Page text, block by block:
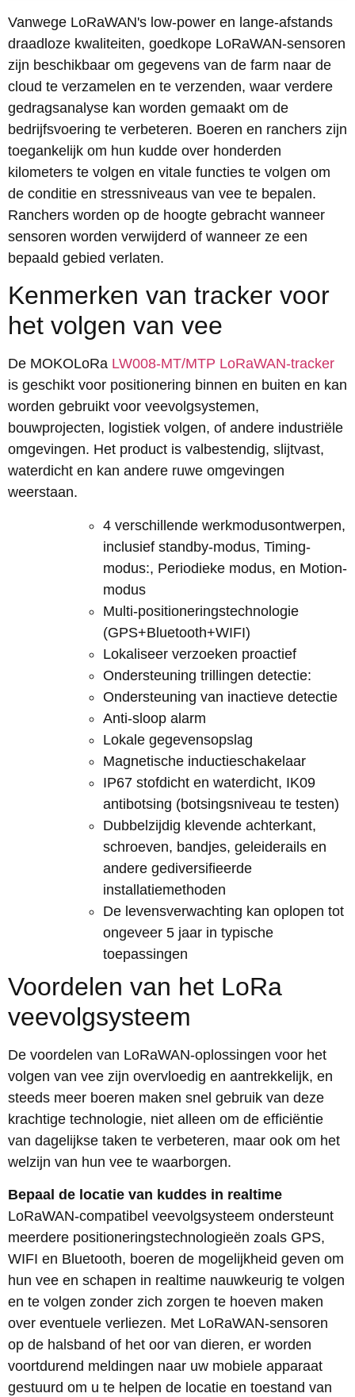
Vanwege LoRaWAN's low-power en lange-afstands
draadloze kwaliteiten, goedkope LoRaWAN-sensoren
zijn beschikbaar om gegevens van de farm naar de
cloud te verzamelen en te verzenden, waar verdere
gedragsanalyse kan worden gemaakt om de
bedrijfsvoering te verbeteren. Boeren en ranchers zijn
toegankelijk om hun kudde over honderden
kilometers te volgen en vitale functies te volgen om
de conditie en stressniveaus van vee te bepalen.
Ranchers worden op de hoogte gebracht wanneer
sensoren worden verwijderd of wanneer ze een
bepaald gebied verlaten.
Kenmerken van tracker voor
het volgen van vee
De MOKOLoRa LW008-MT/MTP LoRaWAN-tracker
is geschikt voor positionering binnen en buiten en kan
worden gebruikt voor veevolgsystemen,
bouwprojecten, logistiek volgen, of andere industriële
omgevingen. Het product is valbestendig, slijtvast,
waterdicht en kan andere ruwe omgevingen
weerstaan.
4 verschillende werkmodusontwerpen,
inclusief standby-modus, Timing-
modus:, Periodieke modus, en Motion-
modus
Multi-positioneringstechnologie
(GPS+Bluetooth+WIFI)
Lokaliseer verzoeken proactief
Ondersteuning trillingen detectie:
Ondersteuning van inactieve detectie
Anti-sloop alarm
Lokale gegevensopslag
Magnetische inductieschakelaar
IP67 stofdicht en waterdicht, IK09
antibotsing (botsingsniveau te testen)
Dubbelzijdig klevende achterkant,
schroeven, bandjes, geleiderails en
andere gediversifieerde
installatiemethoden
De levensverwachting kan oplopen tot
ongeveer 5 jaar in typische
toepassingen
Voordelen van het LoRa
veevolgsysteem
De voordelen van LoRaWAN-oplossingen voor het
volgen van vee zijn overvloedig en aantrekkelijk, en
steeds meer boeren maken snel gebruik van deze
krachtige technologie, niet alleen om de efficiëntie
van dagelijkse taken te verbeteren, maar ook om het
welzijn van hun vee te waarborgen.
Bepaal de locatie van kuddes in realtime
LoRaWAN-compatibel veevolgsysteem ondersteunt
meerdere positioneringstechnologieën zoals GPS,
WIFI en Bluetooth, boeren de mogelijkheid geven om
hun vee en schapen in realtime nauwkeurig te volgen
en te volgen zonder zich zorgen te hoeven maken
over eventuele verliezen. Met LoRaWAN-sensoren
op de halsband of het oor van dieren, er worden
voortdurend meldingen naar uw mobiele apparaat
gestuurd om u te helpen de locatie en toestand van